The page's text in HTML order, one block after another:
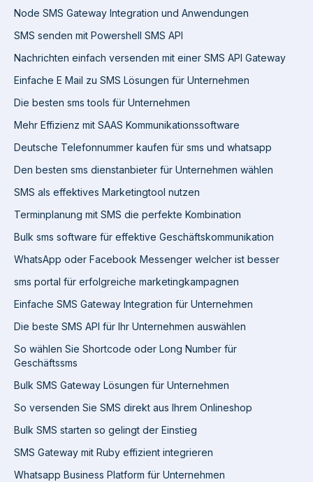
Node SMS Gateway Integration und Anwendungen
SMS senden mit Powershell SMS API
Nachrichten einfach versenden mit einer SMS API Gateway
Einfache E Mail zu SMS Lösungen für Unternehmen
Die besten sms tools für Unternehmen
Mehr Effizienz mit SAAS Kommunikationssoftware
Deutsche Telefonnummer kaufen für sms und whatsapp
Den besten sms dienstanbieter für Unternehmen wählen
SMS als effektives Marketingtool nutzen
Terminplanung mit SMS die perfekte Kombination
Bulk sms software für effektive Geschäftskommunikation
WhatsApp oder Facebook Messenger welcher ist besser
sms portal für erfolgreiche marketingkampagnen
Einfache SMS Gateway Integration für Unternehmen
Die beste SMS API für Ihr Unternehmen auswählen
So wählen Sie Shortcode oder Long Number für
Geschäftssms
Bulk SMS Gateway Lösungen für Unternehmen
So versenden Sie SMS direkt aus Ihrem Onlineshop
Bulk SMS starten so gelingt der Einstieg
SMS Gateway mit Ruby effizient integrieren
Whatsapp Business Platform für Unternehmen